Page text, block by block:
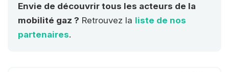
Envie de découvrir tous les acteurs de la
mobilité gaz ? Retrouvez la liste de nos
partenaires.